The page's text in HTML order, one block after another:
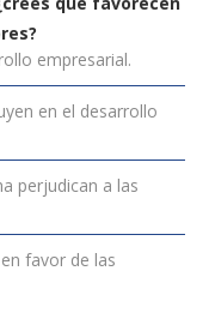
empresarial.
en el desarrollo
perjudican a las
favor de las